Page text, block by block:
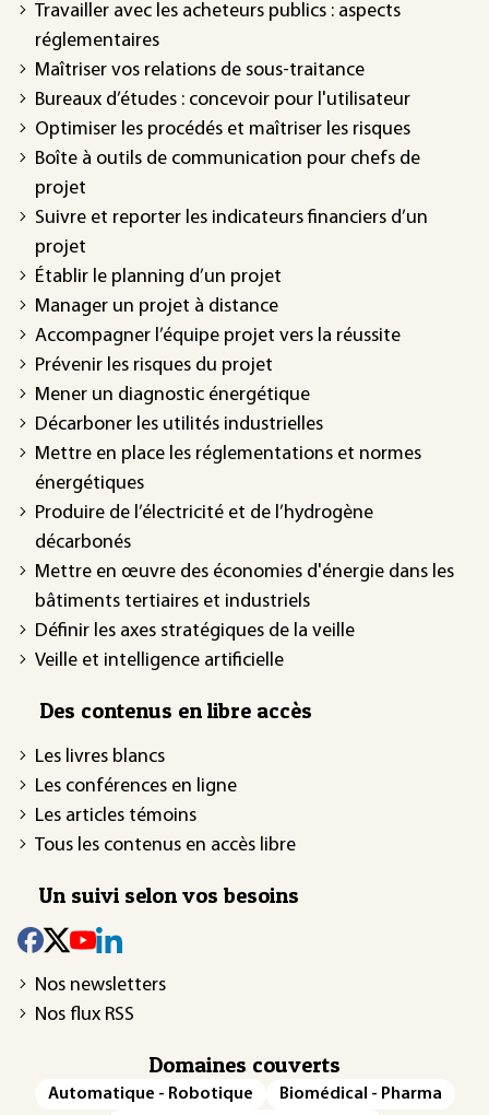
Travailler avec les acheteurs publics : aspects
réglementaires
Maîtriser vos relations de sous-traitance
Bureaux d’études : concevoir pour l'utilisateur
Optimiser les procédés et maîtriser les risques
Boîte à outils de communication pour chefs de
projet
Suivre et reporter les indicateurs financiers d’un
projet
Établir le planning d’un projet
Manager un projet à distance
Accompagner l’équipe projet vers la réussite
Prévenir les risques du projet
Mener un diagnostic énergétique
Décarboner les utilités industrielles
Mettre en place les réglementations et normes
énergétiques
Produire de l’électricité et de l’hydrogène
décarbonés
Mettre en œuvre des économies d'énergie dans les
bâtiments tertiaires et industriels
Définir les axes stratégiques de la veille
Veille et intelligence artificielle
Des contenus en libre accès
Les livres blancs
Les conférences en ligne
Les articles témoins
Tous les contenus en accès libre
Un suivi selon vos besoins
Nos newsletters
Nos flux RSS
Domaines couverts
Automatique - Robotique
Biomédical - Pharma